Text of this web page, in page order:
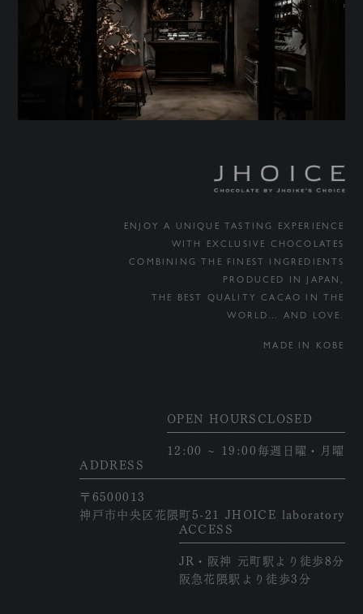
ENJOY A UNIQUE TASTING EXPERIENCE
WITH EXCLUSIVE CHOCOLATES
COMBINING THE FINEST INGREDIENTS
PRODUCED IN JAPAN,
THE BEST QUALITY CACAO IN THE
WORLD… AND LOVE.
MADE IN KOBE
OPEN HOURS
12:00 ~ 19:00
CLOSED
毎週日曜・月曜
ADDRESS
〒6500013
神戸市中央区花隈町5-21 JHOICE laboratory
ACCESS
JR・阪神 元町駅より徒歩8分
阪急花隈駅より徒歩3分